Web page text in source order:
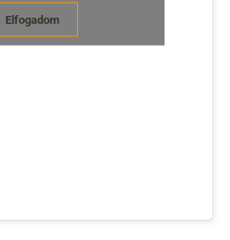
Elfogadom